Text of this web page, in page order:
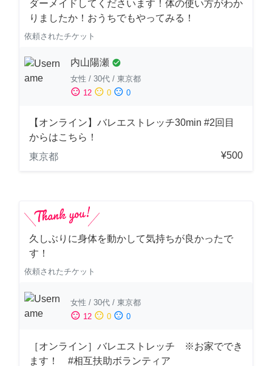
ダーメイドしてくださいます！体の使い方がわか
りましたか！おうちでもやってみる！
依頼されたチケット
内山陽瀬 check_circle
女性 / 30代 / 東京都
sentiment_satisfied 12 sentiment_neutral 0 sentiment_dissatisfied 0
【オンライン】バレエストレッチ30min #2回目
からはこちら！
東京都
¥500
久しぶりに身体を動かして気持ちが良かったで
す！
依頼されたチケット
女性 / 30代 / 東京都
sentiment_satisfied 12 sentiment_neutral 0 sentiment_dissatisfied 0
［オンライン］バレエストレッチ ※お家ででき
ます！ #相互扶助ボランティア